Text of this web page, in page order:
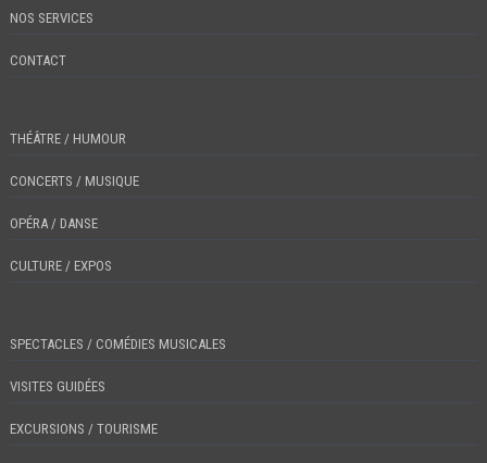
NOS SERVICES
CONTACT
THÉÂTRE / HUMOUR
CONCERTS / MUSIQUE
OPÉRA / DANSE
CULTURE / EXPOS
SPECTACLES / COMÉDIES MUSICALES
VISITES GUIDÉES
EXCURSIONS / TOURISME